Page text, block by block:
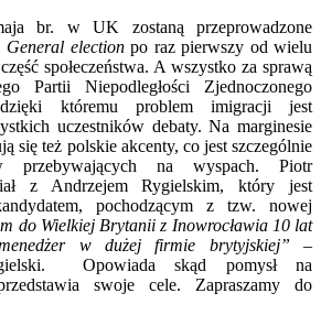
br. w UK zostaną przeprowadzone
General electionpo raz pierwszy od wielu
społeczeństwa. A wszystko za sprawą
Partii Niepodległości Zjednoczonego
któremu problem imigracji jest
uczestników debaty. Na marginesie
się też polskie akcenty, co jest szczególnie
przebywających na wyspach. Piotr
z Andrzejem Rygielskim, który jest
pochodzącym z tzw. nowej
do Wielkiej Brytanii z Inowrocławia 10 lat
w dużej firmie brytyjskiej” –
Opowiada skąd pomysł na
swoje cele. Zapraszamy do